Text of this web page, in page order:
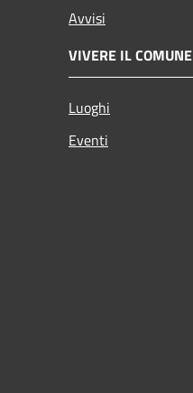
Avvisi
VIVERE IL COMUNE
Luoghi
Eventi